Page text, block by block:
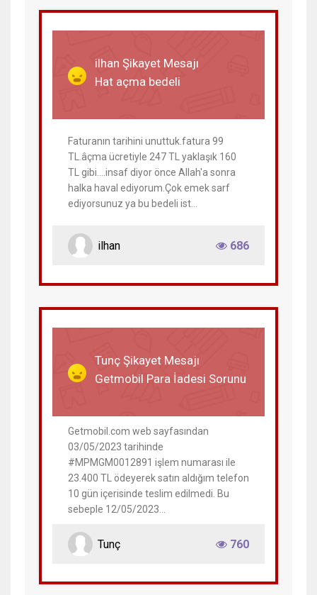
ilhan Şikayet Mesajı
Hat açma bedeli
Faturanın tarihini unuttuk.fatura 99
TL.âçma ücretiyle 247 TL yaklaşık 160
TL gibi....insaf diyor önce Allah'a sonra
halka haval ediyorum.Çok emek sarf
ediyorsunuz ya bu bedeli ist...
ilhan 686
Tunç Şikayet Mesajı
Getmobil Para İadesi Sorunu
Getmobil.com web sayfasından
03/05/2023 tarihinde
#MPMGM0012891 işlem numarası ile
23.400 TL ödeyerek satın aldığım telefon
10 gün içerisinde teslim edilmedi. Bu
sebeple 12/05/2023...
Tunç 760